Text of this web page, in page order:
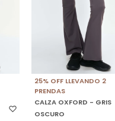
SELECCIONAR TALLE
25% OFF LLEVANDO 2
PRENDAS
CALZA OXFORD - GRIS
OSCURO